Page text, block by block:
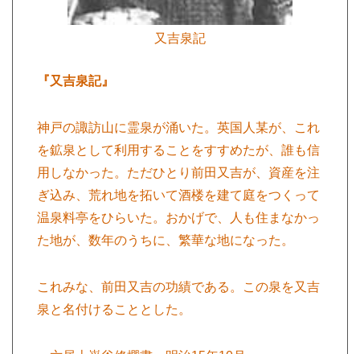
又吉泉記
『又吉泉記』
神戸の諏訪山に霊泉が涌いた。英国人某が、これ
を鉱泉として利用することをすすめたが、誰も信
用しなかった。ただひとり前田又吉が、資産を注
ぎ込み、荒れ地を拓いて酒楼を建て庭をつくって
温泉料亭をひらいた。おかげで、人も住まなかっ
た地が、数年のうちに、繁華な地になった。
これみな、前田又吉の功績である。この泉を又吉
泉と名付けることとした。